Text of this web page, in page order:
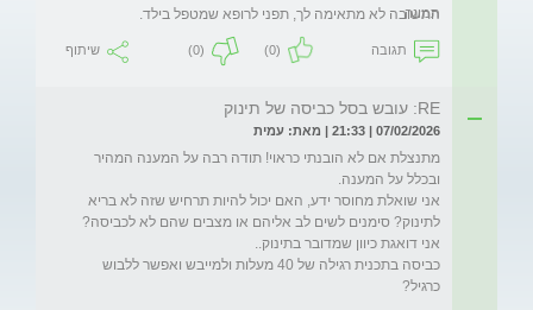
התשובה לא מתאימה לך, תפני לרופא שמטפל בילד.
תגובה (0)
(0) שיתוף
RE: עובש בסל כביסה של תינוק
07/02/2026 | 21:33 | מאת: עמית
מתנצלת אם לא הובנתי כראוי! תודה רבה על המענה המהיר
אני שואלת מחוסר ידע, האם יכול להיות תרחיש שזה לא בריא
לתינוק? סימנים לשים לב אליהם או מצבים שהם לא לכביסה?
כביסה בתכנית רגילה של 40 מעלות ולמייבש ואפשר ללבוש
כרגיל?